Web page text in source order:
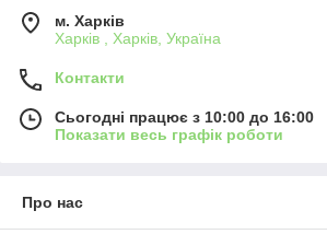
м. Харків
Харків , Харків, Україна
Контакти
Сьогодні працює з 10:00 до 16:00
Показати весь графік роботи
Про нас